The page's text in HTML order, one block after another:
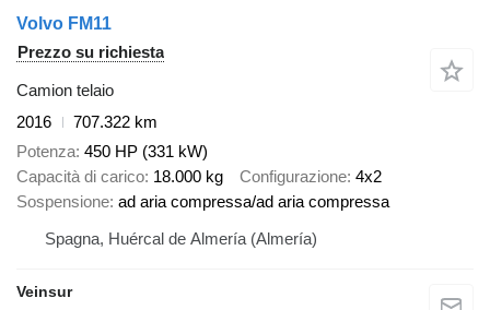
Volvo FM11
Prezzo su richiesta
Camion telaio
2016
707.322 km
Potenza 450 HP (331 kW)
Capacità di carico 18.000 kg Configurazione 4x2
Sospensione ad aria compressa/ad aria compressa
Spagna, Huércal de Almería (Almería)
Veinsur